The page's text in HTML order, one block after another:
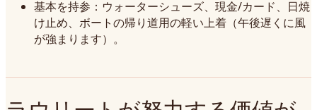
基本を持参：ウォーターシューズ、現金/カード、日焼
け止め、ボートの帰り道用の軽い上着（午後遅くに風
が強まります）。